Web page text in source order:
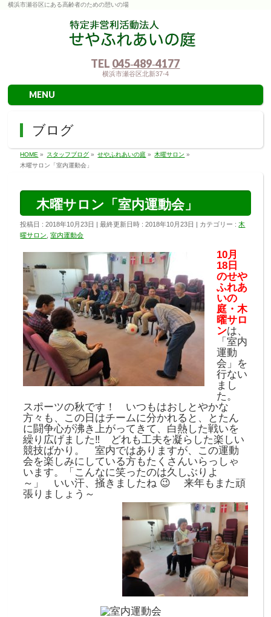
横浜市瀬谷区にある高齢者のための憩いの場
TEL 045‐489‐4177
横浜市瀬谷区北新37-4
MENU
ブログ
HOME » スタッフブログ » せやふれあいの庭 » 木曜サロン »
木曜サロン「室内運動会」
木曜サロン「室内運動会」
投稿日 : 2018年10月23日 最終更新日時 : 2018年10月23日 カテゴリー :木
曜サロン ,室内運動会
10月
18日
のせや
ふれあ
いの
庭・木
曜サロ
ンは、
「室内
運動
会」を
行ない
まし
た。
スポーツの秋です！ いつもはおしとやかな
方々も、この日はチームに分かれると、とたん
に闘争心が沸き上がってきて、白熱した戦いを
繰り広げました‼ どれも工夫を凝らした楽しい
競技ばかり。 室内ではありますが、この運動
会を楽しみにしている方もたくさんいらっしゃ
います。「こんなに笑ったのは久しぶりよ
～」 いい汗、掻きましたね 😉 来年もまた頑
張りましょう～